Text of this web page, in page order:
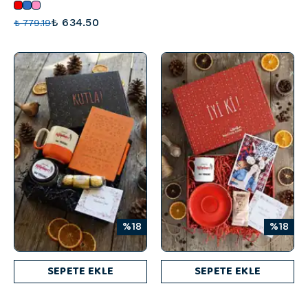
₺ 779.19₺ 634.50
%18
SEPETE EKLE
%18
SEPETE EKLE